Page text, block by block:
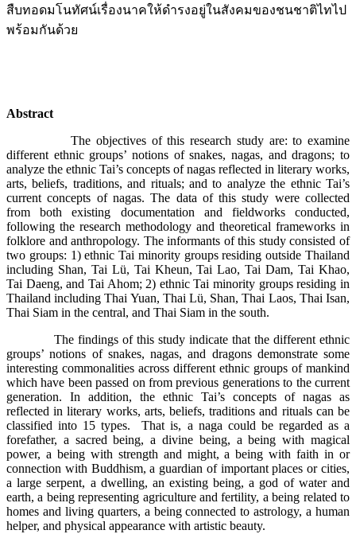
สืบทอดมโนทัศน์เรื่องนาคให้ดำรงอยู่ในสังคมของชนชาติไทไป
พร้อมกันด้วย
Abstract
The objectives of this research study are: to examine
different ethnic groups’ notions of snakes, nagas, and dragons; to
analyze the ethnic Tai’s concepts of nagas reflected in literary works,
arts, beliefs, traditions, and rituals; and to analyze the ethnic Tai’s
current concepts of nagas. The data of this study were collected
from both existing documentation and fieldworks conducted,
following the research methodology and theoretical frameworks in
folklore and anthropology. The informants of this study consisted of
two groups: 1) ethnic Tai minority groups residing outside Thailand
including Shan, Tai Lü, Tai Kheun, Tai Lao, Tai Dam, Tai Khao,
Tai Daeng, and Tai Ahom; 2) ethnic Tai minority groups residing in
Thailand including Thai Yuan, Thai Lü, Shan, Thai Laos, Thai Isan,
Thai Siam in the central, and Thai Siam in the south.
The findings of this study indicate that the different ethnic
groups’ notions of snakes, nagas, and dragons demonstrate some
interesting commonalities across different ethnic groups of mankind
which have been passed on from previous generations to the current
generation. In addition, the ethnic Tai’s concepts of nagas as
reflected in literary works, arts, beliefs, traditions and rituals can be
classified into 15 types. That is, a naga could be regarded as a
forefather, a sacred being, a divine being, a being with magical
power, a being with strength and might, a being with faith in or
connection with Buddhism, a guardian of important places or cities,
a large serpent, a dwelling, an existing being, a god of water and
earth, a being representing agriculture and fertility, a being related to
homes and living quarters, a being connected to astrology, a human
helper, and physical appearance with artistic beauty.